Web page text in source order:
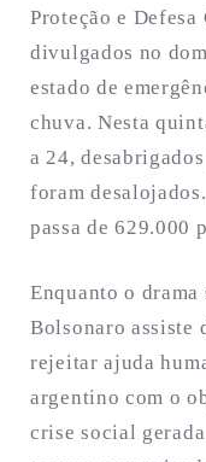
Proteção e
divulgados no
estado de
chuva. Nesta
a 24,
foram
passa de 629.000
Enquanto o
Bolsonaro assiste
rejeitar ajuda
argentino com o
crise social